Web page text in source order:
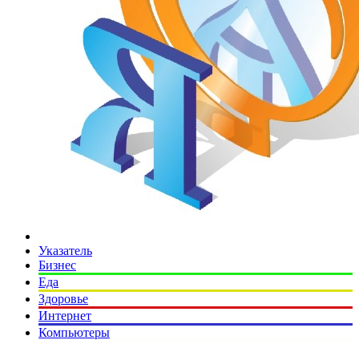
Указатель
Бизнес
Еда
Здоровье
Интернет
Компьютеры